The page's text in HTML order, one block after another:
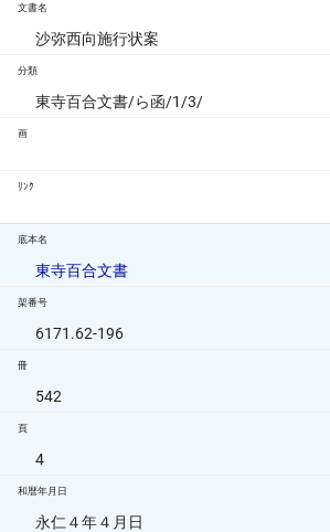
文書名
沙弥西向施行状案
分類
東寺百合文書/ら函/1/3/
画
ﾘﾝｸ
底本名
東寺百合文書
架番号
6171.62-196
冊
542
頁
4
和暦年月日
永仁４年４月日